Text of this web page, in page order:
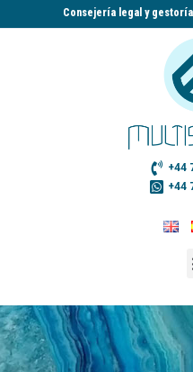
Consejería legal y
+44
+44